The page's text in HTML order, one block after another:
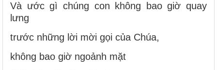
Và ước gì chúng con không bao giờ quay
lưng
trước những lời mời gọi của Chúa,
không bao giờ ngoảnh mặt